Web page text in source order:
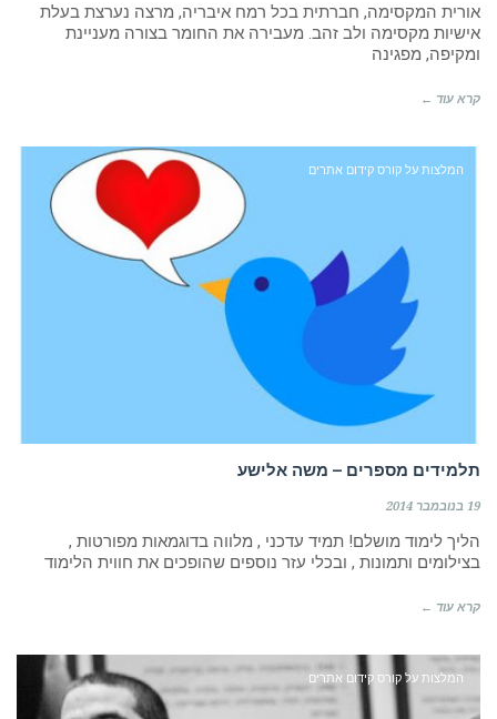
אורית המקסימה, חברתית בכל רמח איבריה, מרצה נערצת בעלת
אישיות מקסימה ולב זהב. מעבירה את החומר בצורה מעניינת
ומקיפה, מפגינה
קרא עוד ←
המלצות על קורס קידום אתרים
תלמידים מספרים – משה אלישע
19 בנובמבר 2014
הליך לימוד מושלם! תמיד עדכני , מלווה בדוגמאות מפורטות ,
בצילומים ותמונות , ובכלי עזר נוספים שהופכים את חווית הלימוד
קרא עוד ←
המלצות על קורס קידום אתרים